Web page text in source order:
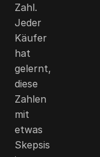
Zahl.
Jeder
Käufer
hat
gelernt,
diese
Zahlen
mit
etwas
Skepsis